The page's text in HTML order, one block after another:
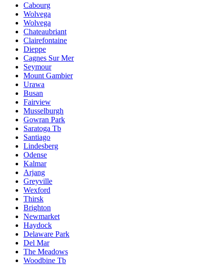
Cabourg
Wolvega
Wolvega
Chateaubriant
Clairefontaine
Dieppe
Cagnes Sur Mer
Seymour
Mount Gambier
Urawa
Busan
Fairview
Musselburgh
Gowran Park
Saratoga Tb
Santiago
Lindesberg
Odense
Kalmar
Arjang
Greyville
Wexford
Thirsk
Brighton
Newmarket
Haydock
Delaware Park
Del Mar
The Meadows
Woodbine Tb